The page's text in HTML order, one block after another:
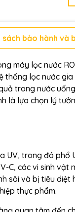
sách bảo hành và
máy lọc nước
lọc nước
trong nước
là lựa chọn lý
trong đó phổ
C, các vi sinh vật
sôi và bị tiêu diệt
thực phẩm.